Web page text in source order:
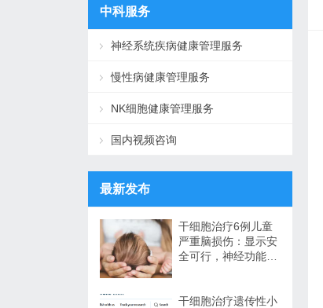
中科服务
神经系统疾病健康管理服务
慢性病健康管理服务
NK细胞健康管理服务
国内视频咨询
最新发布
干细胞治疗6例儿童
严重脑损伤：显示安
全可行，神经功能改
干细胞治疗遗传性小